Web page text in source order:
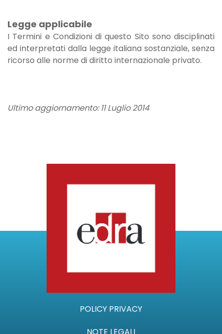
Legge applicabile
I Termini e Condizioni di questo Sito sono disciplinati
ed interpretati dalla legge italiana sostanziale, senza
ricorso alle norme di diritto internazionale privato.
Ultimo aggiornamento: 11 Luglio 2014
POLICY PRIVACY